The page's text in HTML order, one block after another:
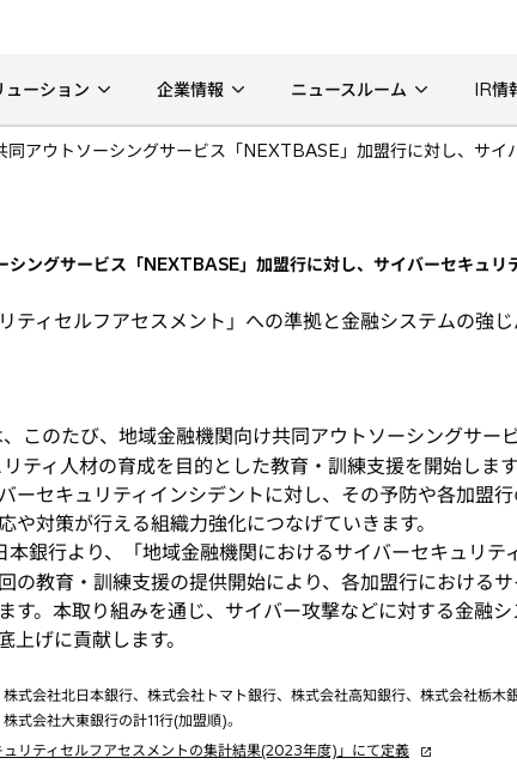
ューション 企業情報 ニュースルーム IR情
同アウトソーシングサービス「NEXTBASE」加盟行に対し、サイ
シングサービス「NEXTBASE」加盟行に対し、サイバーセキュリ
ティセルフアセスメント」への準拠と金融システムの強
このたび、地域金融機関向け共同アウトソーシングサ
ティ人材の育成を目的とした教育・訓練支援を開始しま
ーセキュリティインシデントに対し、その予防や各加盟
や対策が行える組織力強化につなげていきます。
銀行より、「地域金融機関におけるサイバーセキュリテ
の教育・訓練支援の提供開始により、各加盟行における
す。本取り組みを通じ、サイバー攻撃などに対する金融
げに貢献します。
式会社北日本銀行、株式会社トマト銀行、株式会社高知銀行、株式会社栃木
式会社大東銀行の計11行(加盟順)。
リティセルフアセスメントの集計結果(2023年度)」にて定義新